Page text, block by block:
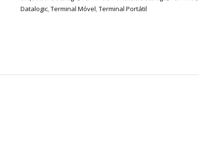
Datalogic,Terminal Móvel,Terminal Portátil